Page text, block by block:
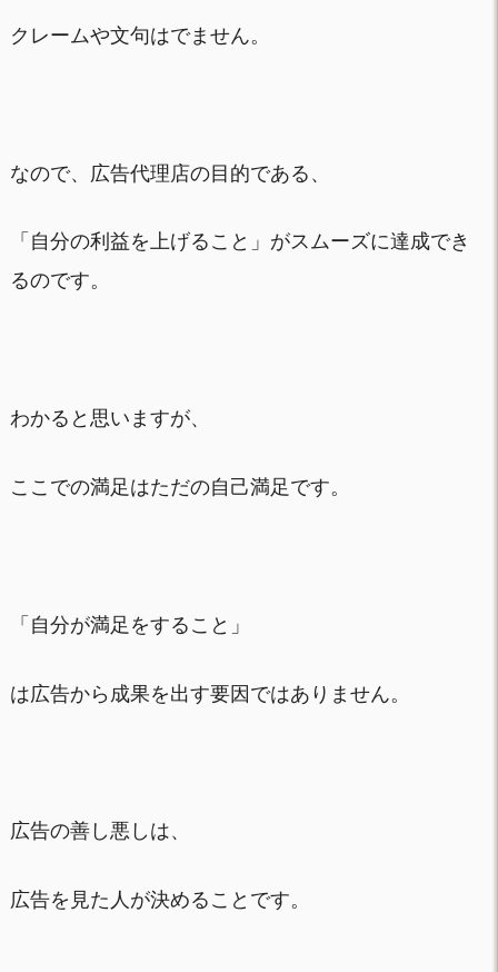
クレームや文句はでません。
なので、広告代理店の目的である、
「自分の利益を上げること」がスムーズに達成でき
るのです。
わかると思いますが、
ここでの満足はただの自己満足です。
「自分が満足をすること」
は広告から成果を出す要因ではありません。
広告の善し悪しは、
広告を見た人が決めることです。